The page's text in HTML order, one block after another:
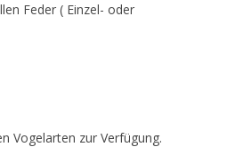
Feder ( Einzel- oder
Vogelarten zur Verfügung.